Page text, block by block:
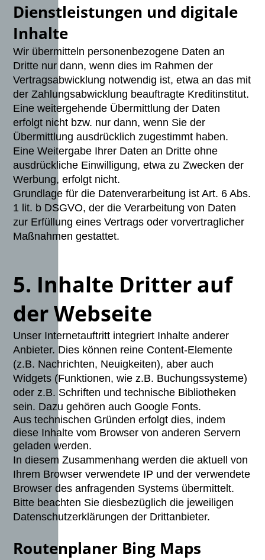
Dienstleistungen und digitale
Inhalte
Wir übermitteln personenbezogene Daten an
Dritte nur dann, wenn dies im Rahmen der
Vertragsabwicklung notwendig ist, etwa an das mit
der Zahlungsabwicklung beauftragte Kreditinstitut.
Eine weitergehende Übermittlung der Daten
erfolgt nicht bzw. nur dann, wenn Sie der
Übermittlung ausdrücklich zugestimmt haben.
Eine Weitergabe Ihrer Daten an Dritte ohne
ausdrückliche Einwilligung, etwa zu Zwecken der
Werbung, erfolgt nicht.
Grundlage für die Datenverarbeitung ist Art. 6 Abs.
1 lit. b DSGVO, der die Verarbeitung von Daten
zur Erfüllung eines Vertrags oder vorvertraglicher
Maßnahmen gestattet.
5. Inhalte Dritter auf
der Webseite
Unser Internetauftritt integriert Inhalte anderer
Anbieter. Dies können reine Content-Elemente
(z.B. Nachrichten, Neuigkeiten), aber auch
Widgets (Funktionen, wie z.B. Buchungssysteme)
oder z.B. Schriften und technische Bibliotheken
sein. Dazu gehören auch Google Fonts.
Aus technischen Gründen erfolgt dies, indem
diese Inhalte vom Browser von anderen Servern
geladen werden.
In diesem Zusammenhang werden die aktuell von
Ihrem Browser verwendete IP und der verwendete
Browser des anfragenden Systems übermittelt.
Bitte beachten Sie diesbezüglich die jeweiligen
Datenschutzerklärungen der Drittanbieter.
Routenplaner Bing Maps